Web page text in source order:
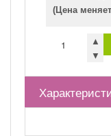
(Цена
▲
▼